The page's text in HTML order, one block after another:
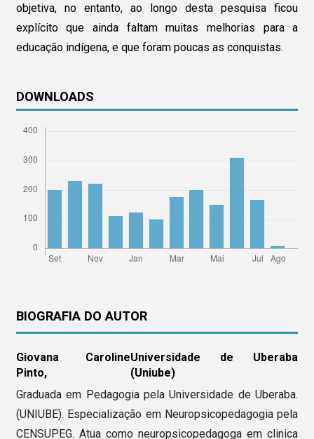
objetiva, no entanto, ao longo desta pesquisa ficou
explícito que ainda faltam muitas melhorias para a
educação indígena, e que foram poucas as conquistas.
DOWNLOADS
BIOGRAFIA DO AUTOR
Giovana Caroline
Pinto,
Universidade de Uberaba
(Uniube)
Graduada em Pedagogia pela Universidade de Uberaba.
(UNIUBE). Especialização em Neuropsicopedagogia pela
CENSUPEG. Atua como neuropsicopedagoga em clinica